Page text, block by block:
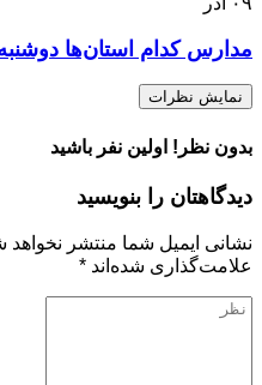
مدارس کدام استان‌ها دوشنبه ۱۰ آذر ماه تعطیل
نمایش نظرات
بدون نظر! اولین نفر باشید
دیدگاهتان را بنویسید
نشانی ایمیل شما منتشر نخواهد
علامت‌گذاری شده‌اند *